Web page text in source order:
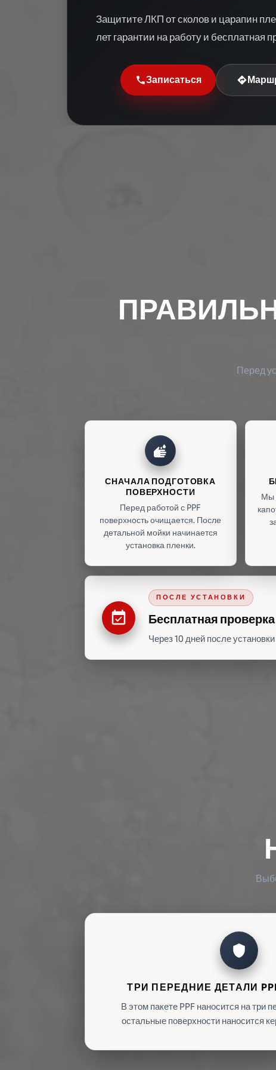
Защитите ЛКП от сколов и царапин
лет гарантии на работу и бесплатная
callЗаписаться directions
Перед
wash
СНАЧАЛА ПОДГОТОВКА
ПОВЕРХНОСТИ
Перед работой с PPF
поверхность очищается. После
детальной мойки начинается
установка пленки.
Мы
event_available
ПОСЛЕ УСТАНОВКИ
Бесплатная
Через 10 дней после
shield
ТРИ ПЕРЕДНИЕ ДЕТАЛИ
В этом пакете PPF наносится на три
остальные поверхности наносится